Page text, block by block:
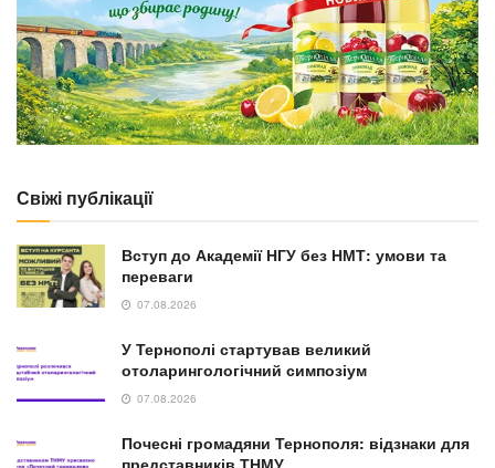
Свіжі публікації
Вступ до Академії НГУ без НМТ: умови та
переваги
07.08.2026
У Тернополі стартував великий
отоларингологічний симпозіум
07.08.2026
Почесні громадяни Тернополя: відзнаки для
представників ТНМУ